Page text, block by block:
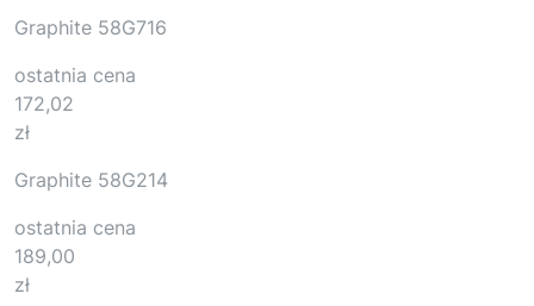
Graphite 58G716
ostatnia cena
172,02
zł
Graphite 58G214
ostatnia cena
189,00
zł